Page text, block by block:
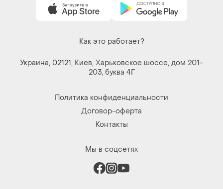
Как это работает?
Украина, 02121, Киев, Харьковское шоссе, дом 201-
203, буква 4Г
Политика конфиденциальности
Договор-оферта
Контакты
Мы в соцсетях